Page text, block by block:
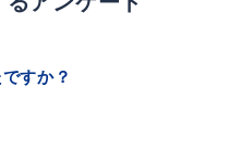
すか？